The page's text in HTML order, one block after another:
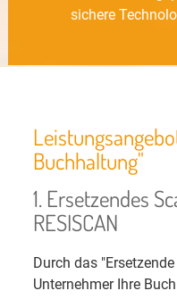
sichere
Buchhaltung"
1. Ersetzendes
RESISCAN
Durch das
Unternehmer Ihre